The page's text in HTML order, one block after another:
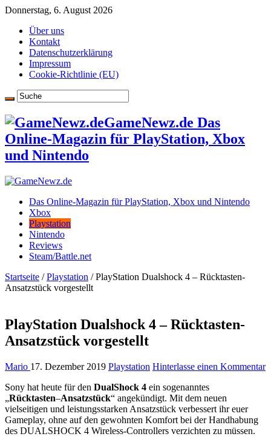
Donnerstag, 6. August 2026
Über uns
Kontakt
Datenschutzerklärung
Impressum
Cookie-Richtlinie (EU)
GameNewz.de Das
Online-Magazin für PlayStation, Xbox
und Nintendo
Das Online-Magazin für PlayStation, Xbox und Nintendo
Xbox
Playstation
Nintendo
Reviews
Steam/Battle.net
Startseite / Playstation / PlayStation Dualshock 4 – Rücktasten-
Ansatzstück vorgestellt
PlayStation Dualshock 4 – Rücktasten-
Ansatzstück vorgestellt
Mario 17. Dezember 2019 Playstation Hinterlasse einen Kommentar
Sony hat heute für den DualShock 4 ein sogenanntes
„Rücktasten–Ansatzstück“ angekündigt. Mit dem neuen
vielseitigen und leistungsstarken Ansatzstück verbessert ihr euer
Gameplay, ohne auf den gewohnten Komfort bei der Handhabung
des DUALSHOCK 4 Wireless-Controllers verzichten zu müssen.